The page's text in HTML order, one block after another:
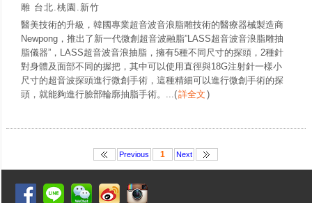
雕 台北.桃園.新竹
醫美技術的升級，韓國專業超音波音浪脂雕技術的醫療器械製造商
Newpong，推出了新一代微創超音波融脂”LASS超音波音浪脂雕抽
脂儀器”，LASS超音波音浪抽脂，擁有5種不同尺寸的探頭，2種針
對身體及面部不同的握把，其中可以使用直徑與18G注射針一樣小
尺寸的超音波探頭進行微創手術，這種精細可以進行微創手術的探
頭，就能夠進行臉部輪廓抽脂手術。...(詳全文 )
Previous 1 Next